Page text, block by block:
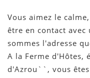
Vous aimez le
être en contact avec
sommes l'adresse
A la Ferme d'Hôtes,
d'Azrou``, vous